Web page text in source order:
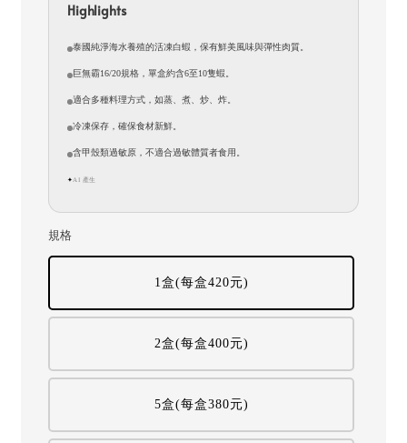
Highlights
泰國純淨海水養殖的活凍白蝦，保有鮮美風味與彈性肉質。
巨無霸16/20規格，單盒約含6至10隻蝦。
適合多種料理方式，如蒸、煮、炒、炸。
冷凍保存，確保食材新鮮。
含甲殼類過敏原，不適合過敏體質者食用。
✦AI 產生
規格
1盒(每盒420元)
2盒(每盒400元)
5盒(每盒380元)